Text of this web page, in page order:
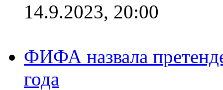
14.9.2023, 20:00
ФИФА назвала
года